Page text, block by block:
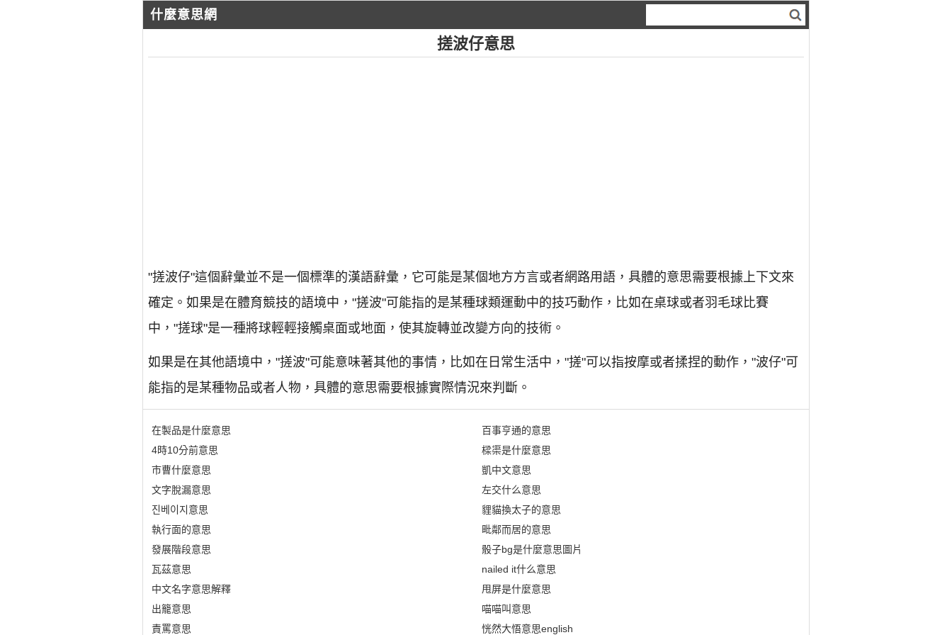
什麼意思網
搓波仔意思
"搓波仔"這個辭彙並不是一個標準的漢語辭彙，它可能是某個地方方言或者網路用語，具體的意思需要根據上下文來
確定。如果是在體育競技的語境中，"搓波"可能指的是某種球類運動中的技巧動作，比如在桌球或者羽毛球比賽
中，"搓球"是一種將球輕輕接觸桌面或地面，使其旋轉並改變方向的技術。
如果是在其他語境中，"搓波"可能意味著其他的事情，比如在日常生活中，"搓"可以指按摩或者揉捏的動作，"波仔"可
能指的是某種物品或者人物，具體的意思需要根據實際情況來判斷。
在製品是什麼意思
4時10分前意思
市曹什麼意思
文字脫漏意思
진베이지意思
執行面的意思
發展階段意思
瓦茲意思
中文名字意思解釋
出籠意思
責罵意思
百事亨通的意思
樑渠是什麼意思
凱中文意思
左交什么意思
貍貓換太子的意思
毗鄰而居的意思
骰子bg是什麼意思圖片
nailed it什么意思
甩屏是什麼意思
喵喵叫意思
恍然大悟意思english